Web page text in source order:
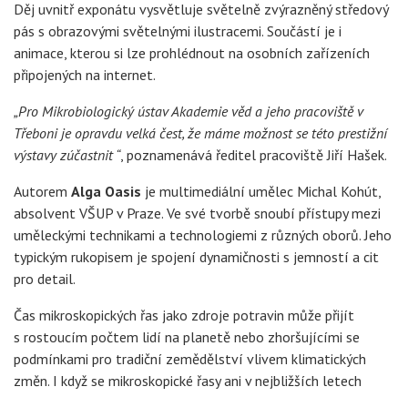
Děj uvnitř exponátu vysvětluje světelně zvýrazněný středový
pás s obrazovými světelnými ilustracemi. Součástí je i
animace, kterou si lze prohlédnout na osobních zařízeních
připojených na internet.
„Pro Mikrobiologický ústav Akademie věd a jeho pracoviště v
Třeboni je opravdu velká čest, že máme možnost se této prestižní
výstavy zúčastnit “, poznamenává ředitel pracoviště Jiří Hašek.
Autorem Alga Oasis je multimediální umělec Michal Kohút,
absolvent VŠUP v Praze. Ve své tvorbě snoubí přístupy mezi
uměleckými technikami a technologiemi z různých oborů. Jeho
typickým rukopisem je spojení dynamičnosti s jemností a cit
pro detail.
Čas mikroskopických řas jako zdroje potravin může přijít
s rostoucím počtem lidí na planetě nebo zhoršujícími se
podmínkami pro tradiční zemědělství vlivem klimatických
změn. I když se mikroskopické řasy ani v nejbližších letech